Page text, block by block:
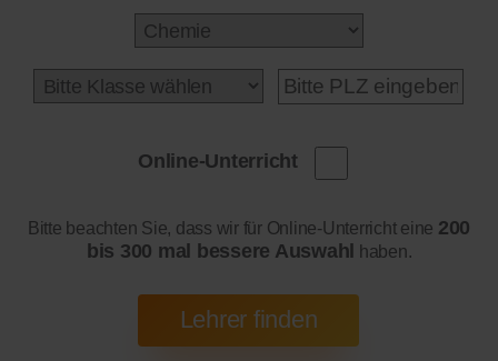
Online-Unterricht
Bitte beachten Sie, dass wir für Online-Unterricht eine 200
bis 300 mal bessere Auswahl haben.